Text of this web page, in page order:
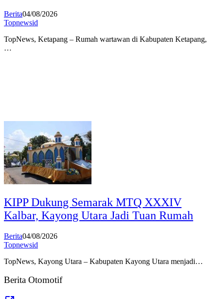
Berita04/08/2026
Topnewsid
TopNews, Ketapang – Rumah wartawan di Kabupaten Ketapang,
…
KIPP Dukung Semarak MTQ XXXIV
Kalbar, Kayong Utara Jadi Tuan Rumah
Berita04/08/2026
Topnewsid
TopNews, Kayong Utara – Kabupaten Kayong Utara menjadi…
Berita Otomotif